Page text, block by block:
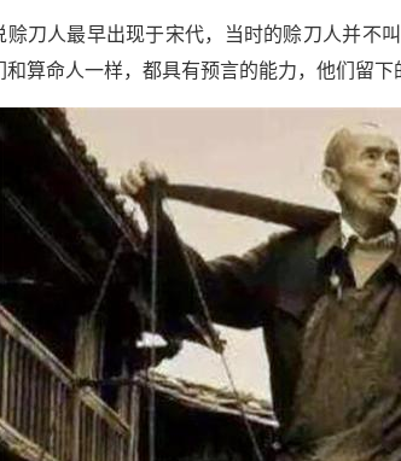
赊刀人最早出现于宋代，当时的赊刀人并不
和算命人一样，都具有预言的能力，他们留下